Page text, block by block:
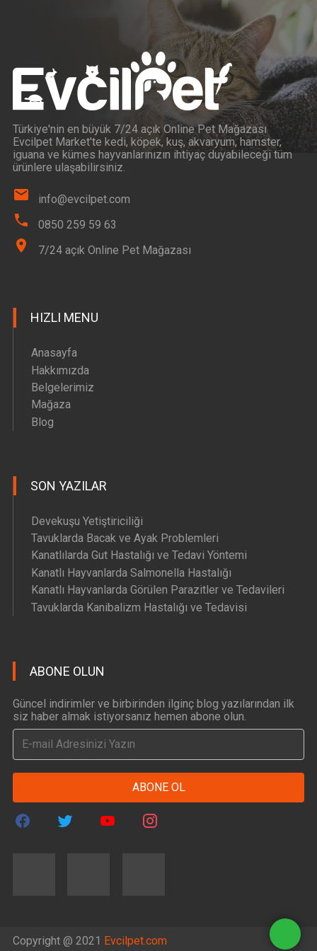
Türkiye'nin en büyük 7/24 açık Online Pet Mağazası
Evcilpet Market'te kedi, köpek, kuş, akvaryum, hamster,
iguana ve kümes hayvanlarınızın ihtiyaç duyabileceği tüm
ürünlere ulaşabilirsiniz.
info@evcilpet.com
0850 259 59 63
7/24 açık Online Pet Mağazası
HIZLI MENU
Anasayfa
Hakkımızda
Belgelerimiz
Mağaza
Blog
SON YAZILAR
Devekuşu Yetiştiriciliği
Tavuklarda Bacak ve Ayak Problemleri
Kanatlılarda Gut Hastalığı ve Tedavi Yöntemi
Kanatlı Hayvanlarda Salmonella Hastalığı
Kanatlı Hayvanlarda Görülen Parazitler ve Tedavileri
Tavuklarda Kanibalizm Hastalığı ve Tedavisi
ABONE OLUN
Güncel indirimler ve birbirinden ilginç blog yazılarından ilk
siz haber almak istiyorsanız hemen abone olun.
ABONE OL
Copyright @ 2021 Evcilpet.com